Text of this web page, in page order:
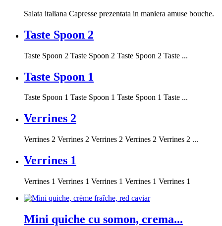
Salata italiana Capresse prezentata in maniera amuse bouche.
Taste Spoon 2
Taste Spoon 2 Taste Spoon 2 Taste Spoon 2 Taste ...
Taste Spoon 1
Taste Spoon 1 Taste Spoon 1 Taste Spoon 1 Taste ...
Verrines 2
Verrines 2 Verrines 2 Verrines 2 Verrines 2 Verrines 2 ...
Verrines 1
Verrines 1 Verrines 1 Verrines 1 Verrines 1 Verrines 1
Mini quiche cu somon, crema...